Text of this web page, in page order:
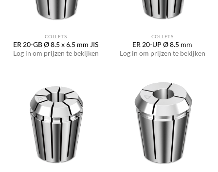
COLLETS
ER 20-GB Ø 8.5 x 6.5 mm JIS
Log in om prijzen te bekijken
COLLETS
ER 20-UP Ø 8.5 mm
Log in om prijzen te bekijken